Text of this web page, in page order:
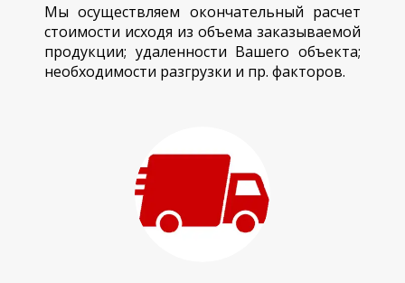
Мы осуществляем окончательный расчет
стоимости исходя из объема заказываемой
продукции; удаленности Вашего объекта;
необходимости разгрузки и пр. факторов.